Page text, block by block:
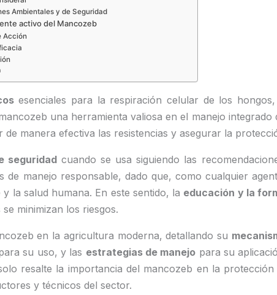
Ambientales y de Seguridad
activo del Mancozeb
Acción
esenciales para la respiración celular de los
una herramienta valiosa en el manejo integrado
manera efectiva las resistencias y asegurar la
seguridad cuando se usa siguiendo las
manejo responsable, dado que, como cualquier
la salud humana. En este sentido, la educación y la
minimizan los riesgos.
en la agricultura moderna, detallando su
su uso, y las estrategias de manejo para su
resalte la importancia del mancozeb en la
y técnicos del sector.